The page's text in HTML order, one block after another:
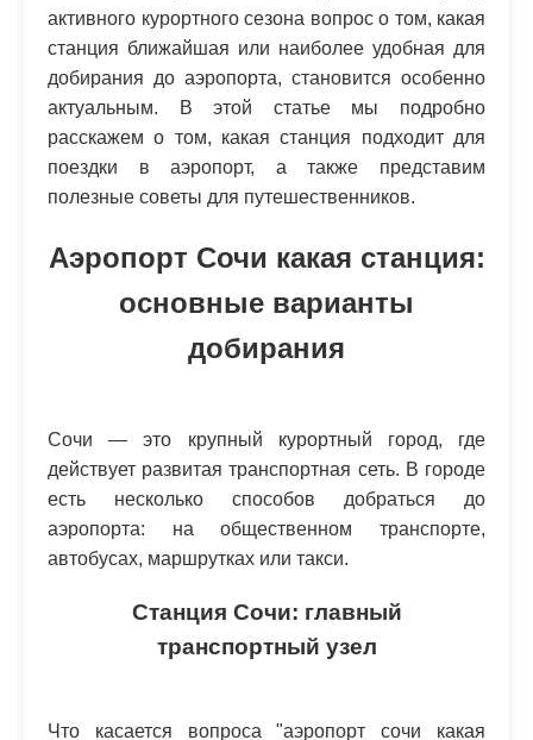
активного курортного сезона вопрос о том, какая
станция ближайшая или наиболее удобная для
добирания до аэропорта, становится особенно
актуальным. В этой статье мы подробно
расскажем о том, какая станция подходит для
поездки в аэропорт, а также представим
полезные советы для путешественников.
Аэропорт Сочи какая станция:
основные варианты
добирания
Сочи — это крупный курортный город, где
действует развитая транспортная сеть. В городе
есть несколько способов добраться до
аэропорта: на общественном транспорте,
автобусах, маршрутках или такси.
Станция Сочи: главный
транспортный узел
Что касается вопроса "аэропорт сочи какая